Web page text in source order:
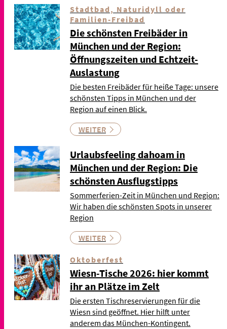
Stadtbad, Naturidyll oder
Familien-Freibad
Die schönsten Freibäder in
München und der Region:
Öffnungszeiten und Echtzeit-
Auslastung
Die besten Freibäder für heiße Tage: unsere
schönsten Tipps in München und der
Region auf einen Blick.
WEITER
Urlaubsfeeling dahoam in
München und der Region: Die
schönsten Ausflugstipps
Sommerferien-Zeit in München und Region:
Wir haben die schönsten Spots in unserer
Region
WEITER
Oktoberfest
Wiesn-Tische 2026: hier kommt
ihr an Plätze im Zelt
Die ersten Tischreservierungen für die
Wiesn sind geöffnet. Hier hilft unter
anderem das München-Kontingent.